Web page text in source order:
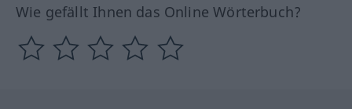
Wie gefällt Ihnen das Online Wörterbuch?